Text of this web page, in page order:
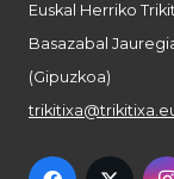
Euskal Herriko
Basazabal
(Gipuzkoa)